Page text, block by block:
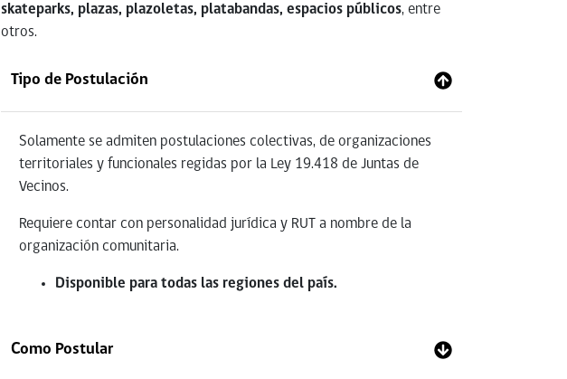
skateparks, plazas, plazoletas, platabandas, espacios públicos, entre
otros.
Tipo de Postulación
Solamente se admiten postulaciones colectivas, de organizaciones
territoriales y funcionales regidas por la Ley 19.418 de Juntas de
Vecinos.
Requiere contar con personalidad jurídica y RUT a nombre de la
organización comunitaria.
Disponible para todas las regiones del país.
Como Postular